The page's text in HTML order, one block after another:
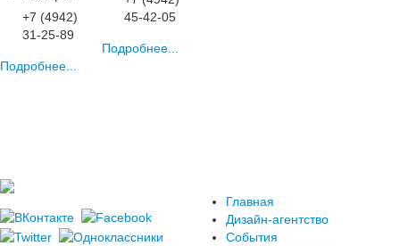
+7 (4942)
31-25-89
Подробнее...
45-42-05
Подробнее...
Главная
Дизайн-агентство
События